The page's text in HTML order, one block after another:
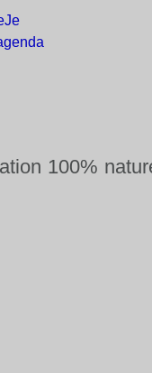
Je
100%